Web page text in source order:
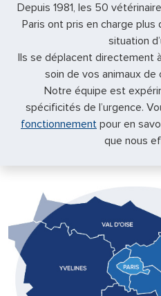
Depuis 1981, les 50
Paris ont pris en charge plus
situation
Ils se déplacent directement
soin de vos animaux de
Notre équipe est
spécificités de l’urgence.
fonctionnement pour en
que nous